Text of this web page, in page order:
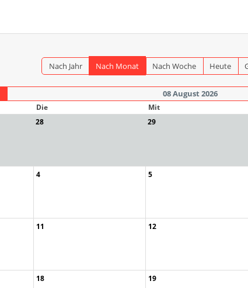
Nach Jahr Nach Monat Nach Woche Heute
08 August 2026
Die Mit
28 29
4 5
11 12
18 19